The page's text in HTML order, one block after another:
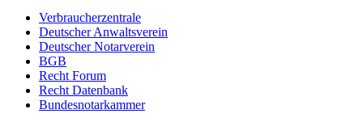
Verbraucherzentrale
Deutscher Anwaltsverein
Deutscher Notarverein
BGB
Recht Forum
Recht Datenbank
Bundesnotarkammer